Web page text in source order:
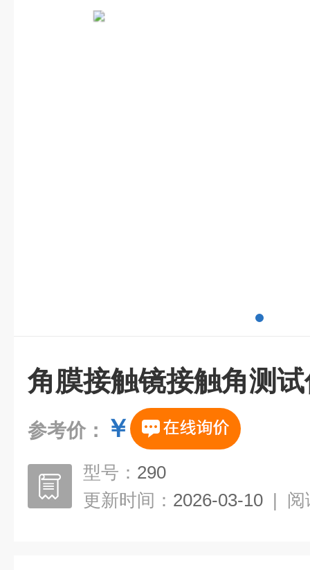
角膜接触镜接触角测
参考价： ￥
型号： 290
更新时间： 2026-03-10 | 阅